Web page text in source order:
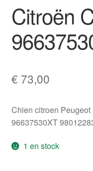
Citroën
€ 73,00
Chien citroen Peugeot
96637530XT
1 en stock